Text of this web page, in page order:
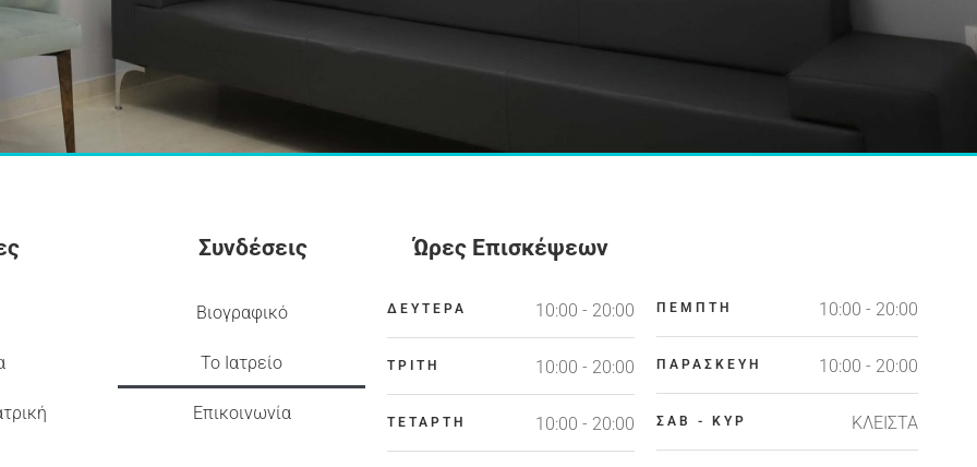
Συνδέσεις
Βιογραφικό
Το Ιατρείο
Επικοινωνία
Ώρες Επισκέψεων
ΔΕΥΤΕΡΑ 10:00 - 20:00
ΤΡΙΤΗ 10:00 - 20:00
ΤΕΤΑΡΤΗ 10:00 - 20:00
ΠΕΜΠΤΗ 10:00 - 20:00
ΠΑΡΑΣΚΕΥΗ 10:00 - 20:00
ΣΑΒ - ΚΥΡ ΚΛΕΙΣΤΑ